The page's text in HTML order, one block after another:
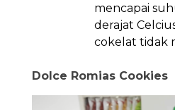
mencapai
derajat
cokelat tidak
Dolce Romias Cookies